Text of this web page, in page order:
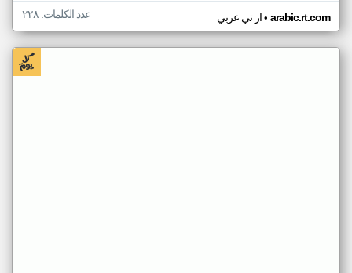
ار تي عربي• arabic.rt.com عدد الكلمات: ٢٢٨